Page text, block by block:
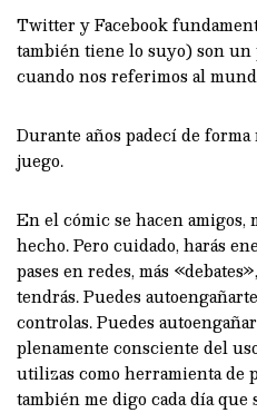
Twitter y Facebook
también tiene lo suyo) son
cuando nos referimos al
Durante años padecí de
juego.
En el cómic se hacen amigos,
hecho. Pero cuidado, harás
pases en redes, más
tendrás. Puedes
controlas. Puedes
plenamente consciente del
utilizas como herramienta de
también me digo cada día que